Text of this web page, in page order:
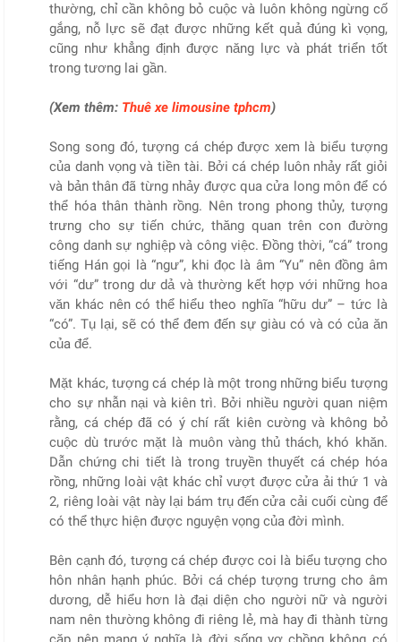
thường, chỉ cần không bỏ cuộc và luôn không ngừng cố
gắng, nỗ lực sẽ đạt được những kết quả đúng kì vọng,
cũng như khẳng định được năng lực và phát triển tốt
trong tương lai gần.
(Xem thêm: Thuê xe limousine tphcm)
Song song đó, tượng cá chép được xem là biểu tượng
của danh vọng và tiền tài. Bởi cá chép luôn nhảy rất giỏi
và bản thân đã từng nhảy được qua cửa long môn để có
thể hóa thân thành rồng. Nên trong phong thủy, tượng
trưng cho sự tiến chức, thăng quan trên con đường
công danh sự nghiệp và công việc. Đồng thời, “cá” trong
tiếng Hán gọi là “ngư”, khi đọc là âm “Yu” nên đồng âm
với “dư” trong dư dả và thường kết hợp với những hoa
văn khác nên có thể hiểu theo nghĩa “hữu dư” – tức là
“có”. Tụ lại, sẽ có thể đem đến sự giàu có và có của ăn
của để.
Mặt khác, tượng cá chép là một trong những biểu tượng
cho sự nhẫn nại và kiên trì. Bởi nhiều người quan niệm
rằng, cá chép đã có ý chí rất kiên cường và không bỏ
cuộc dù trước mặt là muôn vàng thủ thách, khó khăn.
Dẫn chứng chi tiết là trong truyền thuyết cá chép hóa
rồng, những loài vật khác chỉ vượt được cửa ải thứ 1 và
2, riêng loài vật này lại bám trụ đến cửa cải cuối cùng để
có thể thực hiện được nguyện vọng của đời mình.
Bên cạnh đó, tượng cá chép được coi là biểu tượng cho
hôn nhân hạnh phúc. Bởi cá chép tượng trưng cho âm
dương, dễ hiểu hơn là đại diện cho người nữ và người
nam nên thường không đi riêng lẻ, mà hay đi thành từng